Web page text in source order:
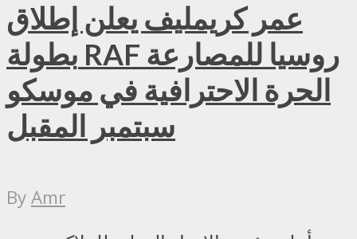
عمر كريمليف يعلن إطلاق
بطولة RAF روسيا للمصارعة
الحرة الاحترافية في موسكو
سبتمبر المقبل
ByAmr